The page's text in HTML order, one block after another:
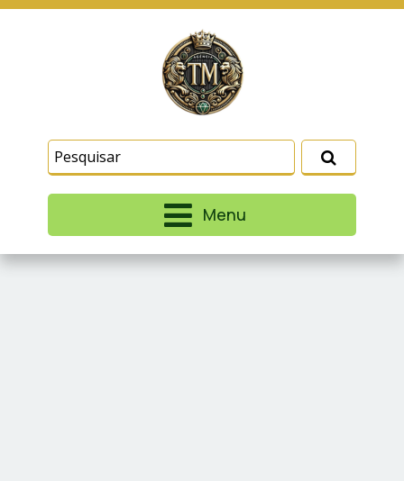
Menu
similares para lembrar e entender como você usa
nosso site, analisar seu uso de nossos produtos
e serviços, ajudar com nossos esforços de
marketing e fornecer conteúdo de terceiros. Leia
Termos e CondiçõesePolítica de